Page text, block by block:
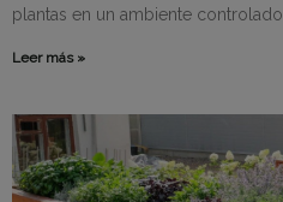
plantas en un ambiente controlado
Leer más »